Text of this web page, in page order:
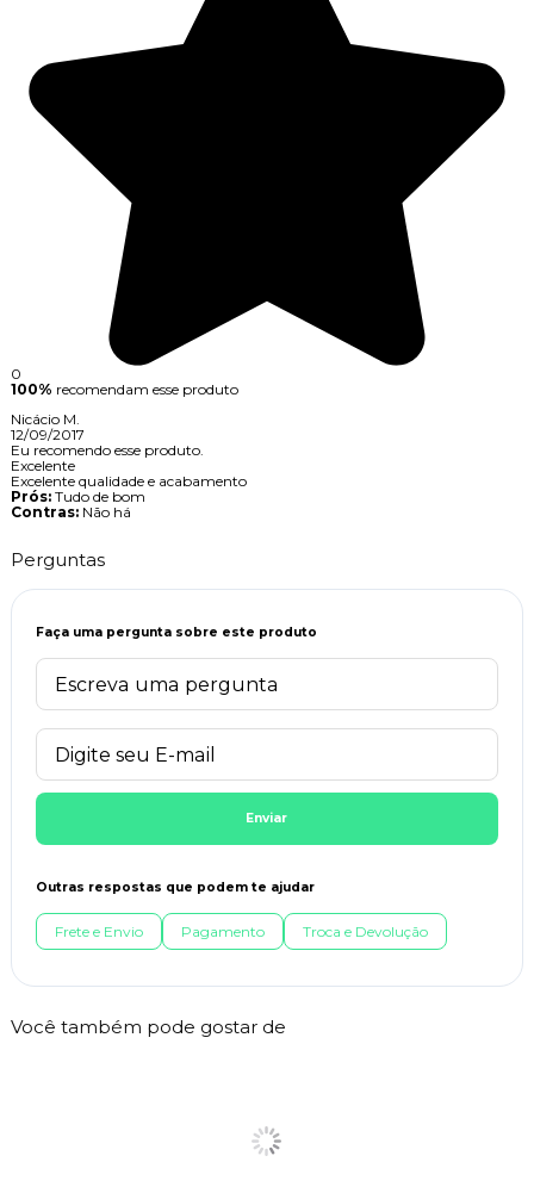
0
100% recomendam esse produto
Nicácio M.
12/09/2017
Eu recomendo esse produto.
Excelente
Excelente qualidade e acabamento
Prós: Tudo de bom
Contras: Não há
Perguntas
Faça uma pergunta sobre este produto
Enviar
Outras respostas que podem te ajudar
Frete e Envio Pagamento Troca e Devolução
Você também pode gostar de